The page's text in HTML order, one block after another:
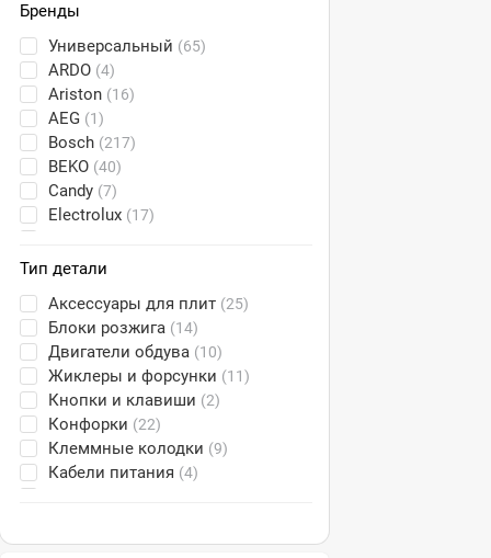
Бренды
Универсальный (65)
ARDO (4)
Ariston (16)
AEG (1)
Bosch (217)
BEKO (40)
Candy (7)
Electrolux (17)
Gorenje
Hansa (28)
Indesit (40)
Kitfort (1)
Korting (8)
LG (4)
Midea (1)
Neff (5)
Samsung (22)
Тип детали
Аксессуары для плит (25)
Блоки розжига (14)
Двигатели обдува (10)
Жиклеры и форсунки (11)
Кнопки и клавиши (2)
Конфорки (22)
Клеммные колодки (9)
Кабели питания (4)
Модули управления (10)